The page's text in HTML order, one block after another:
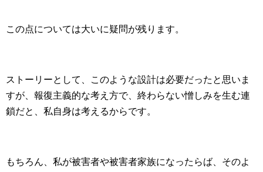
この点については大いに疑問が残ります。
ストーリーとして、このような設計は必要だったと思いま
すが、報復主義的な考え方で、終わらない憎しみを生む連
鎖だと、私自身は考えるからです。
もちろん、私が被害者や被害者家族になったらば、そのよ